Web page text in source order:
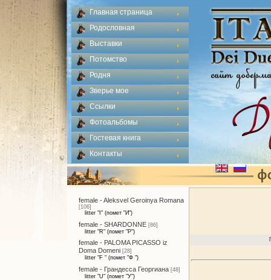
Главная страница
Родословная
Выставки
Потомство
Родня
Зверье мое
Ссылки
Фотоальбомы
Гостевая книга
Контакты
female - Aleksvel Geroinya Romana
[106]
litter "I" (помет "И")
female - SHARDONNE [86]
litter "R" (помет "Р")
female - PALOMA PICASSO iz
Doma Domeni [28]
litter "F " (помет "Ф ")
female - Грандесса Георгиана [48]
litter "U" (помет "У")